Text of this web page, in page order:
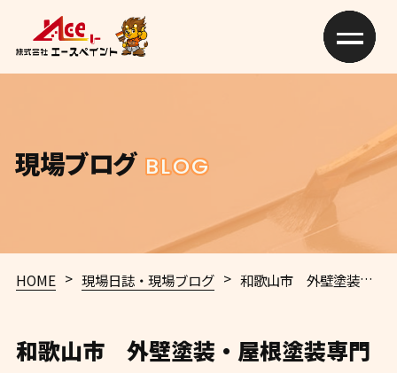
現場ブログ BLOG
HOME > 現場日誌・現場ブログ > 和歌山市 外壁塗装・屋根塗装専門店エースペイント 新春キャンペーン情報予告！？
和歌山市 外壁塗装・屋根塗装専門